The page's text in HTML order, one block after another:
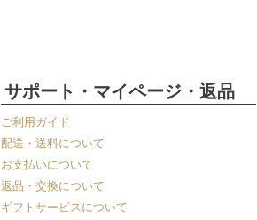
サポート・マイページ・返品
ご利用ガイド
配送・送料について
お支払いについて
返品・交換について
ギフトサービスについて